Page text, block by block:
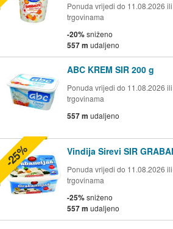
Ponuda vrijedi do 11.08.2026
trgovinama
-20%sniženo
557 m udaljeno
ABC KREM SIR 200 g
Ponuda vrijedi do 11.08.2026
trgovinama
557 m udaljeno
Vindija Sirevi SIR
Ponuda vrijedi do 11.08.2026
trgovinama
-25%sniženo
557 m udaljeno
-25%